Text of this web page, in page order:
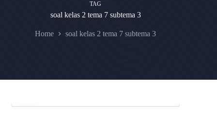
TAG
soal kelas 2 tema 7 subtema 3
Home soal kelas 2 tema 7 subtema 3